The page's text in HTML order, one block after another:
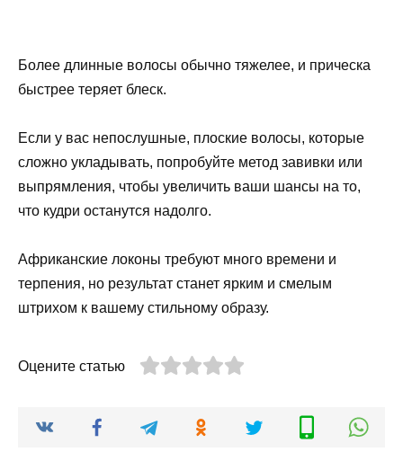
Более длинные волосы обычно тяжелее, и прическа
быстрее теряет блеск.
Если у вас непослушные, плоские волосы, которые
сложно укладывать, попробуйте метод завивки или
выпрямления, чтобы увеличить ваши шансы на то,
что кудри останутся надолго.
Африканские локоны требуют много времени и
терпения, но результат станет ярким и смелым
штрихом к вашему стильному образу.
Оцените статью